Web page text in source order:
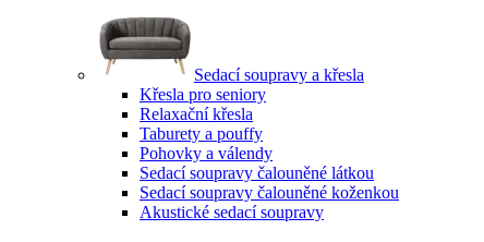
Sedací soupravy a křesla
Křesla pro seniory
Relaxační křesla
Taburety a pouffy
Pohovky a válendy
Sedací soupravy čalouněné látkou
Sedací soupravy čalouněné koženkou
Akustické sedací soupravy